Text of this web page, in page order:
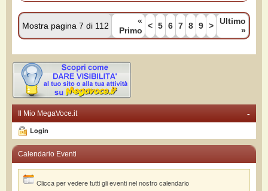
Mostra pagina 7 di 112
«
Primo
< 5 6 7 8 9 >
Ultimo
»
-
Il Mio MegaVoce.it
Login
Calendario Eventi
Clicca per vedere tutti gli eventi nel nostro calendario